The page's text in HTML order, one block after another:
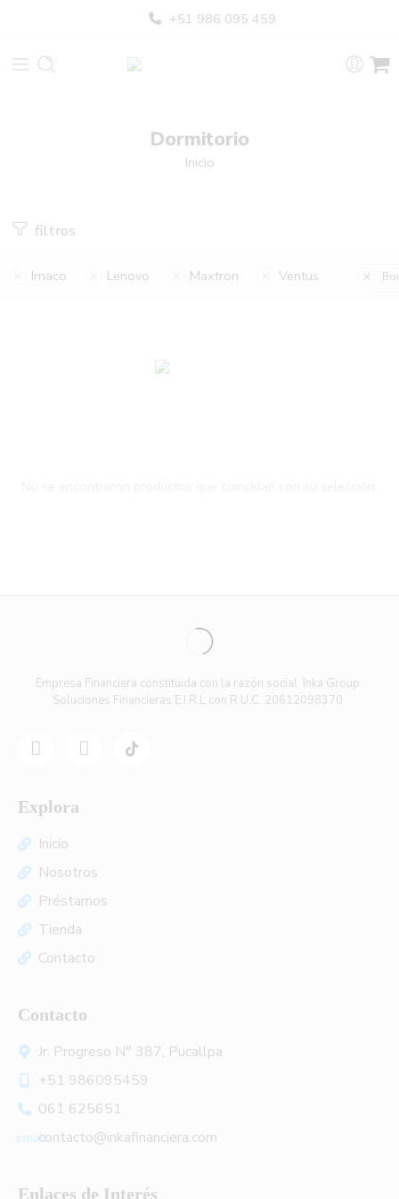
+51 986 095 459
Dormitorio
Inicio
filtros
Imaco Lenovo Maxtron Ventus
Empresa Financiera constituida con la razón social Inka Group
Soluciones Financieras E.I.R.L con R.U.C. 20612098370
Explora
Inicio
Nosotros
Préstamos
Tienda
Contacto
Contacto
Jr. Progreso N° 387, Pucallpa
+51 986095459
061 625651
contacto@inkafinanciera.com
Enlaces de Interés